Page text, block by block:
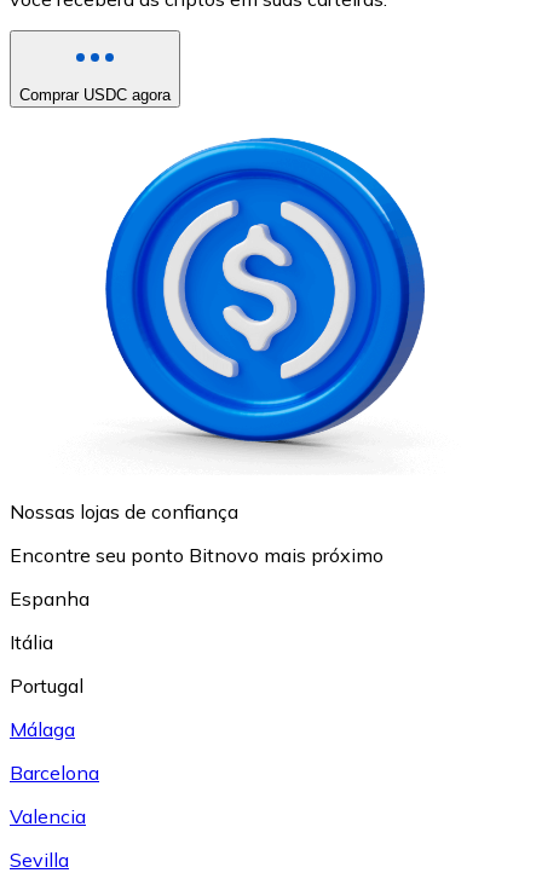
Comprar USDC agora
Nossas lojas de confiança
Encontre seu ponto Bitnovo mais próximo
Espanha
Itália
Portugal
Málaga
Barcelona
Valencia
Sevilla